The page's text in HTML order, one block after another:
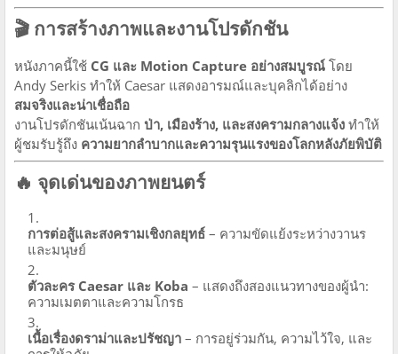
🎬 การสร้างภาพและงานโปรดักชัน
หนังภาคนี้ใช้ CG และ Motion Capture อย่างสมบูรณ์ โดย
Andy Serkis ทำให้ Caesar แสดงอารมณ์และบุคลิกได้อย่าง
สมจริงและน่าเชื่อถือ
งานโปรดักชันเน้นฉาก ป่า, เมืองร้าง, และสงครามกลางแจ้ง ทำให้
ผู้ชมรับรู้ถึง ความยากลำบากและความรุนแรงของโลกหลังภัยพิบัติ
🔥 จุดเด่นของภาพยนตร์
การต่อสู้และสงครามเชิงกลยุทธ์ – ความขัดแย้งระหว่างวานร
และมนุษย์
ตัวละคร Caesar และ Koba – แสดงถึงสองแนวทางของผู้นำ:
ความเมตตาและความโกรธ
เนื้อเรื่องดราม่าและปรัชญา – การอยู่ร่วมกัน, ความไว้ใจ, และ